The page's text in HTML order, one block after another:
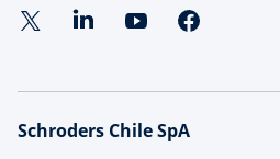
Schroders Chile SpA